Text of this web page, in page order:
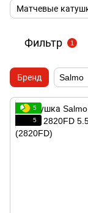
Матчевые
Фильтр 1
Бренд Salmo
5
5